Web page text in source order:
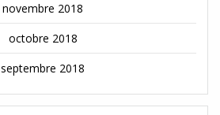
novembre 2018
octobre 2018
septembre 2018